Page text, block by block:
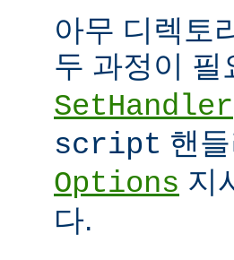
아무 디렉토
두 과정이
SetHandler
script 핸
Options 지
다.